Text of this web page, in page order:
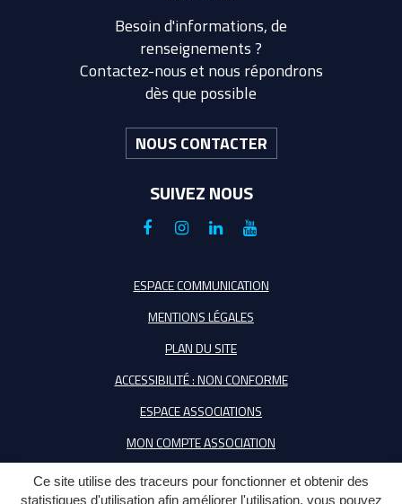
Ce site utilise des traceurs pour fonctionner et obtenir des
statistiques d'utilisation afin améliorer l'utilisation, vous pouvez
Besoin d'informations, de
renseignements ?
Contactez-nous et nous répondrons
dès que possible
NOUS CONTACTER
SUIVEZ NOUS
Lien
le
Facebook
Lien
le
compte
Instagram
Lien
le
compte
Linkedin
Lien
la
Youtube
ESPACE COMMUNICATION
MENTIONS LÉGALES
PLAN DU SITE
ACCESSIBILITÉ : NON CONFORME
ESPACE ASSOCIATIONS
MON COMPTE ASSOCIATION